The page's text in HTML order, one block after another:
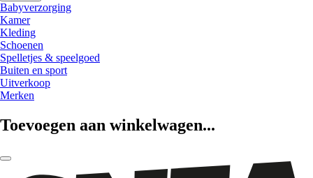
Babyverzorging
Kamer
Kleding
Schoenen
Spelletjes & speelgoed
Buiten en sport
Uitverkoop
Merken
Toevoegen aan winkelwagen...